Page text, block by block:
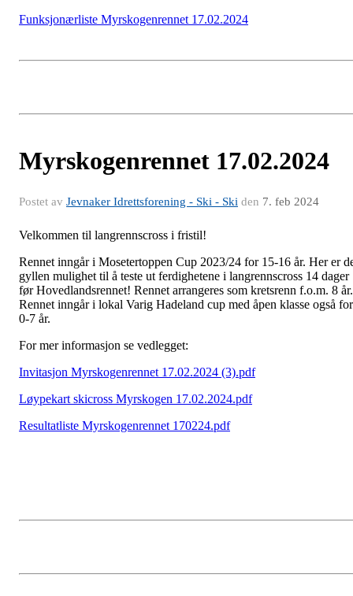
Funksjonærliste Myrskogenrennet 17.02.2024
Myrskogenrennet 17.02.2024
Postet av Jevnaker Idrettsforening - Ski - Ski den 7. feb 2024
Velkommen til langrennscross i fristil!
Rennet inngår i Mosetertoppen Cup 2023/24 for 15-16 år. Her er
gyllen mulighet til å teste ut ferdighetene i langrennscross 14 dager
før Hovedlandsrennet! Rennet arrangeres som kretsrenn f.o.m. 8 år.
Rennet inngår i lokal Varig Hadeland cup med åpen klasse også for
0-7 år.
For mer informasjon se vedlegget:
Invitasjon Myrskogenrennet 17.02.2024 (3).pdf
Løypekart skicross Myrskogen 17.02.2024.pdf
Resultatliste Myrskogenrennet 170224.pdf